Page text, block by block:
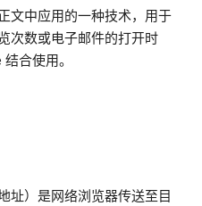
文中应用的一种技术，用于
次数或电子邮件的打开时
合使用。
址）是网络浏览器传送至目